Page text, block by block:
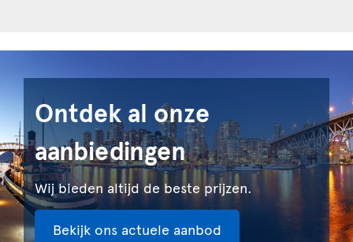
Ontdek al onze
aanbiedingen
Wij bieden altijd de beste prijzen.
Bekijk ons actuele aanbod